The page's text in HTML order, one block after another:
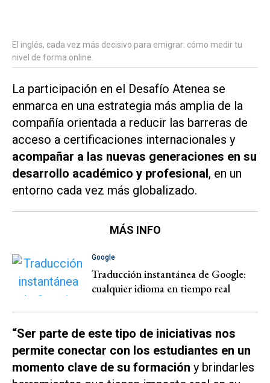
El inglés, cada vez más decisivo para emigrar: cómo medir tu
nivel de forma online.
La participación en el Desafío Atenea se
enmarca en una estrategia más amplia de la
compañía orientada a reducir las barreras de
acceso a certificaciones internacionales y
acompañar a las nuevas generaciones en su
desarrollo académico y profesional, en un
entorno cada vez más globalizado.
MÁS INFO
Google
Traducción instantánea de Google:
cualquier idioma en tiempo real
“Ser parte de este tipo de iniciativas nos
permite conectar con los estudiantes en un
momento clave de su formación y brindarles